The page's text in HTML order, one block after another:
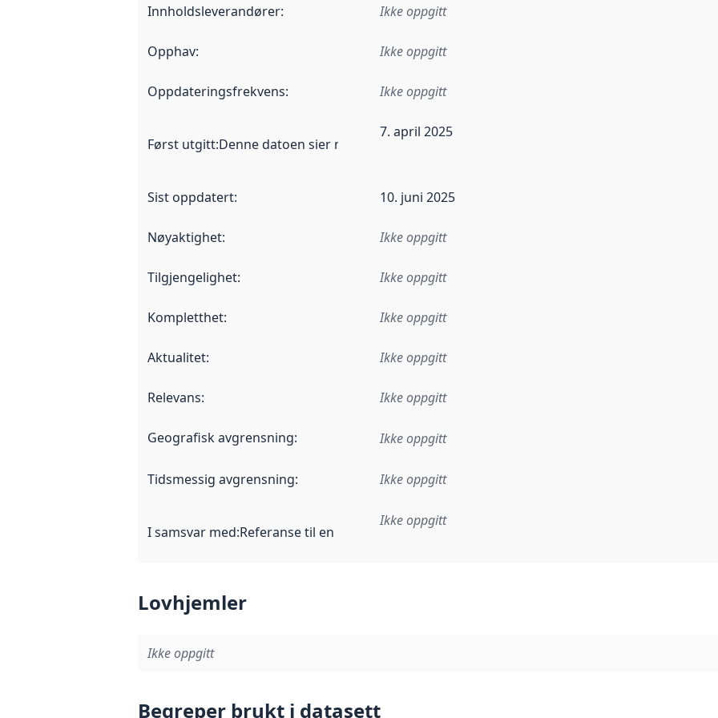
Innholdsleverandører: Ikke oppgitt
Opphav: Ikke oppgitt
Oppdateringsfrekvens: Ikke oppgitt
Først utgitt:Denne datoen sier når dataene i dette datasettet første gang ble utgitt. Det kan
7. april 2025
Sist oppdatert: 10. juni 2025
Nøyaktighet: Ikke oppgitt
Tilgjengelighet: Ikke oppgitt
Kompletthet: Ikke oppgitt
Aktualitet: Ikke oppgitt
Relevans: Ikke oppgitt
Geografisk avgrensning: Ikke oppgitt
Tidsmessig avgrensning: Ikke oppgitt
I samsvar med:Referanse til en implementasjonsregel eller annen spesifikasjon, som ligger
Ikke oppgitt
Lovhjemler
Ikke oppgitt
Begreper brukt i datasett